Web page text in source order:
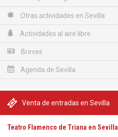
Otras actividades en Sevilla
Actividades al aire libre
Breves
Agenda de Sevilla
Venta de entradas en Sevilla
Teatro Flamenco de Triana en Sevilla